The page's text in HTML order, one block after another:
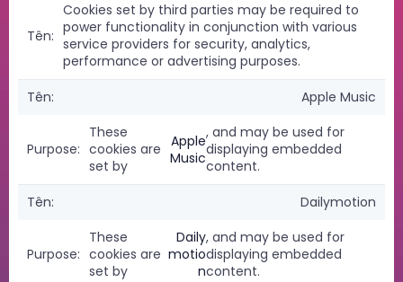
Cookies set by third parties may be required to
power functionality in conjunction with various
service providers for security, analytics,
performance or advertising purposes.
Apple Music
These
cookies are
set by
Apple
Music
, and may be used for
displaying embedded
content.
Dailymotion
These
cookies are
set by
Daily
motio
n
, and may be used for
displaying embedded
content.